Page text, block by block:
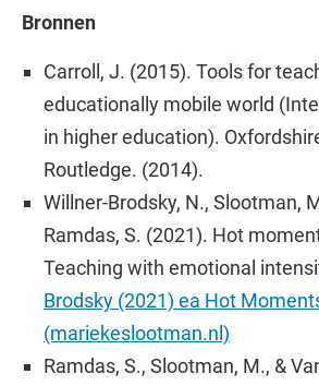
Bronnen
Carroll, J. (2015). Tools for
educationally mobile world
in higher education).
Routledge. (2014).
Willner-Brodsky, N., Slootman,
Ramdas, S. (2021). Hot
Teaching with emotional
Brodsky (2021) ea Hot
(mariekeslootman.nl)
Ramdas, S., Slootman, M., &